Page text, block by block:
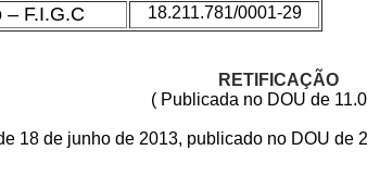
– F.I.G.C 18.211.781/0001-29
RETIFICAÇÃO
( Publicada no DOU de
18 de junho de 2013, publicado no DOU de